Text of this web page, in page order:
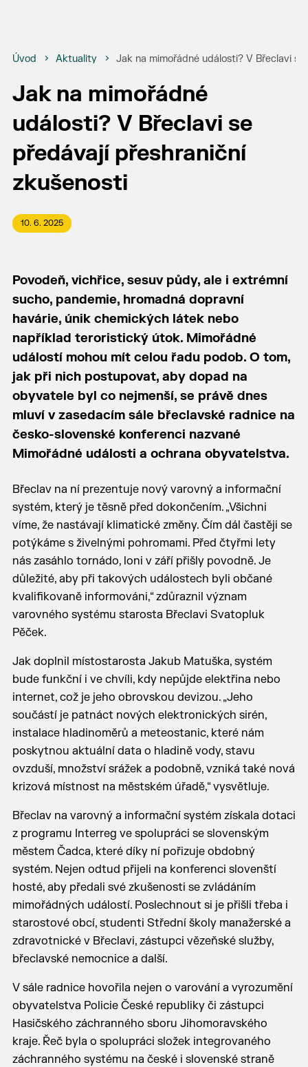
Úvod Aktuality Jak na mimořádné události? V Břeclavi
Jak na mimořádné
události? V Břeclavi se
předávají přeshraniční
zkušenosti
10. 6. 2025
Povodeň, vichřice, sesuv půdy, ale i extrémní
sucho, pandemie, hromadná dopravní
havárie, únik chemických látek nebo
například teroristický útok. Mimořádné
událostí mohou mít celou řadu podob. O tom,
jak při nich postupovat, aby dopad na
obyvatele byl co nejmenší, se právě dnes
mluví v zasedacím sále břeclavské radnice na
česko-slovenské konferenci nazvané
Mimořádné události a ochrana obyvatelstva.
Břeclav na ní prezentuje nový varovný a informační
systém, který je těsně před dokončením. „Všichni
víme, že nastávají klimatické změny. Čím dál častěji se
potýkáme s živelnými pohromami. Před čtyřmi lety
nás zasáhlo tornádo, loni v září přišly povodně. Je
důležité, aby při takových událostech byli občané
kvalifikovaně informováni,“ zdůraznil význam
varovného systému starosta Břeclavi Svatopluk
Pěček.
Jak doplnil místostarosta Jakub Matuška, systém
bude funkční i ve chvíli, kdy nepůjde elektřina nebo
internet, což je jeho obrovskou devizou. „Jeho
součástí je patnáct nových elektronických sirén,
instalace hladinoměrů a meteostanic, které nám
poskytnou aktuální data o hladině vody, stavu
ovzduší, množství srážek a podobně, vzniká také nová
krizová místnost na městském úřadě,“ vysvětluje.
Břeclav na varovný a informační systém získala dotaci
z programu Interreg ve spolupráci se slovenským
městem Čadca, které díky ní pořizuje obdobný
systém. Nejen odtud přijeli na konferenci slovenští
hosté, aby předali své zkušenosti se zvládáním
mimořádných událostí. Poslechnout si je přišli třeba i
starostové obcí, studenti Střední školy manažerské a
zdravotnické v Břeclavi, zástupci vězeňské služby,
břeclavské nemocnice a další.
V sále radnice hovořila nejen o varování a vyrozumění
obyvatelstva Policie České republiky či zástupci
Hasičského záchranného sboru Jihomoravského
kraje. Řeč byla o spolupráci složek integrovaného
záchranného systému na české i slovenské straně